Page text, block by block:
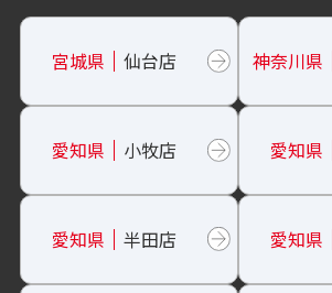
宮城県 仙台店 神奈川県
愛知県 小牧店 愛知県
愛知県 半田店 愛知県